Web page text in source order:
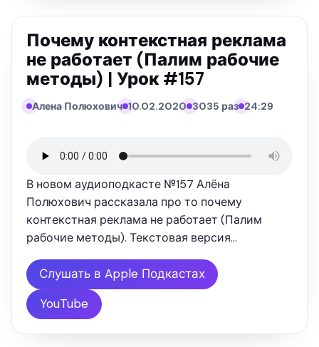
Почему контекстная реклама
не работает (Палим рабочие
методы) | Урок #157
Алена Полюхович 10.02.2020 3035 раз 24:29
В новом аудиоподкасте №157 Алёна
Полюхович рассказала про то почему
контекстная реклама не работает (Палим
рабочие методы). Текстовая версия
увеличить продажи и повысить узнаваемость
своего бренда. Для этого они используют
контекстную …
Слушать в Apple Подкастах
YouTube